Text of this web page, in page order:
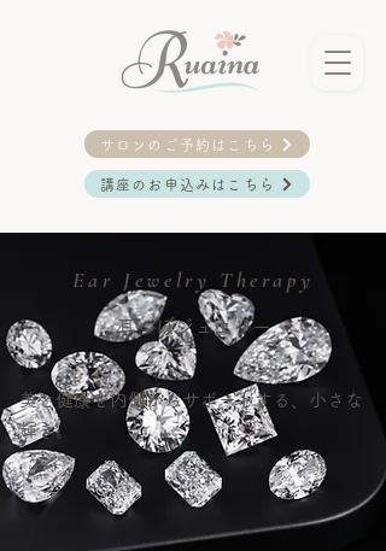
サロンのご予約はこちら
講座のお申込みはこちら
Ear Jewelry Therapy
耳つぼジュエリー
美と健康を内側からサポートする、小さな
輝き。